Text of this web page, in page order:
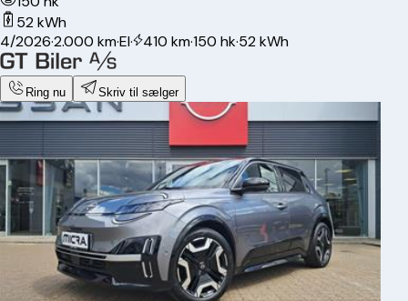
52 kWh
4/2026·2.000 km·El· 410 km·150 hk·52 kWh
Ring nu Skriv til sælger